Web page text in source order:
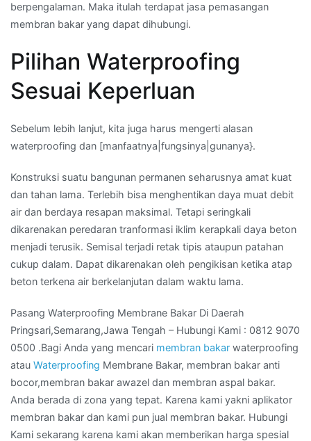
berpengalaman. Maka itulah terdapat jasa pemasangan
membran bakar yang dapat dihubungi.
Pilihan Waterproofing
Sesuai Keperluan
Sebelum lebih lanjut, kita juga harus mengerti alasan
waterproofing dan [manfaatnya|fungsinya|gunanya}.
Konstruksi suatu bangunan permanen seharusnya amat kuat
dan tahan lama. Terlebih bisa menghentikan daya muat debit
air dan berdaya resapan maksimal. Tetapi seringkali
dikarenakan peredaran tranformasi iklim kerapkali daya beton
menjadi terusik. Semisal terjadi retak tipis ataupun patahan
cukup dalam. Dapat dikarenakan oleh pengikisan ketika atap
beton terkena air berkelanjutan dalam waktu lama.
Pasang Waterproofing Membrane Bakar Di Daerah
Pringsari,Semarang,Jawa Tengah – Hubungi Kami : 0812 9070
0500 .Bagi Anda yang mencari membran bakar waterproofing
atau Waterproofing Membrane Bakar, membran bakar anti
bocor,membran bakar awazel dan membran aspal bakar.
Anda berada di zona yang tepat. Karena kami yakni aplikator
membran bakar dan kami pun jual membran bakar. Hubungi
Kami sekarang karena kami akan memberikan harga spesial